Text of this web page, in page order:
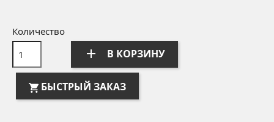
Количество
add В КОРЗИНУ
БЫСТРЫЙ ЗАКАЗ